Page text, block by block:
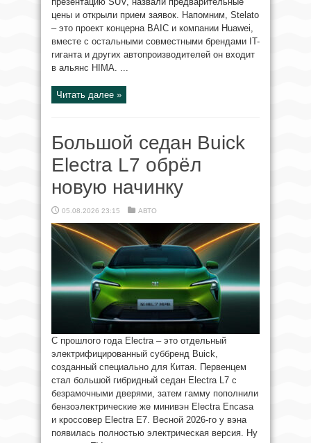
цены и открыли прием заявок. Напомним, Stelato
– это проект концерна BAIC и компании Huawei,
вместе с остальными совместными брендами IT-
гиганта и других автопроизводителей он входит
в альянс HIMA. ...
Читать далее »
Большой седан Buick
Electra L7 обрёл
новую начинку
05.08.2026 23:15 АВТО
С прошлого года Electra – это отдельный
электрифицированный суббренд Buick,
созданный специально для Китая. Первенцем
стал большой гибридный седан Electra L7 с
безрамочными дверями, затем гамму пополнили
бензоэлектрические же минивэн Electra Encasa
и кроссовер Electra E7. Весной 2026-го у вэна
появилась полностью электрическая версия. Ну